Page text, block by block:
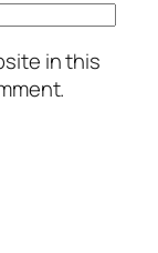
in this